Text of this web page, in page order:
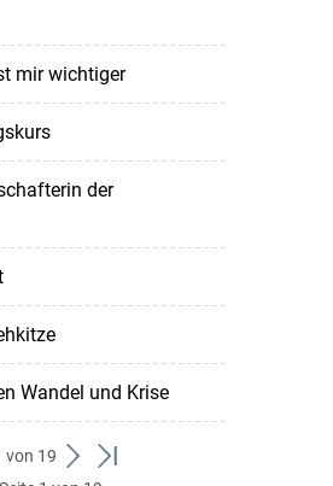
mir wichtiger
der
Wandel und Krise
von 19
weiterzum